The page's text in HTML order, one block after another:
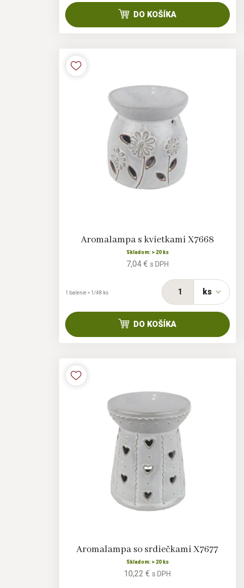
DO KOŠÍKA
Aromalampa s kvietkami X7668
Skladom: > 20 ks
7,04 € s DPH
ks
1 balenie = 1/48 ks
DO KOŠÍKA
Aromalampa so srdiečkami X7677
Skladom: > 20 ks
10,22 €s DPH